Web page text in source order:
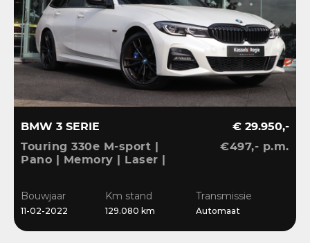
BMW 3 SERIE
Touring 330e M-sport |
Pano | Memory | Laser |
Bliss | Ambient | Pearl
White
€ 29.950,-
€497,- p.m.
Bouwjaar
11-02-2022
Km stand
129.080 km
Transmissie
Automaat